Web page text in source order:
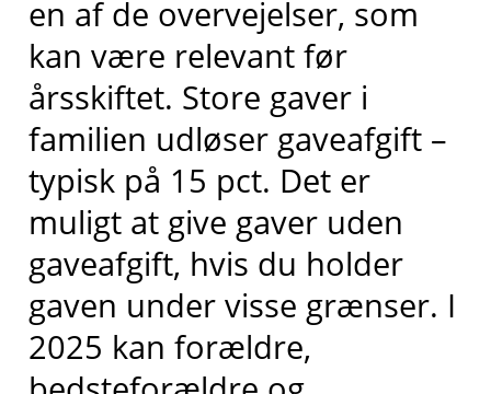
en af de overvejelser, som
kan være relevant før
årsskiftet. Store gaver i
familien udløser gaveafgift –
typisk på 15 pct. Det er
muligt at give gaver uden
gaveafgift, hvis du holder
gaven under visse grænser. I
2025 kan forældre,